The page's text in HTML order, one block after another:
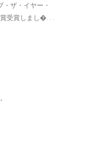
ザ・イヤー・
受賞しまし�. . .